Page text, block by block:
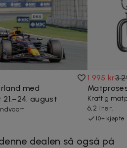
med
august
1 995 kr3
Kraftig
6,2 liter.
10+ kjøpte
dealen så også på